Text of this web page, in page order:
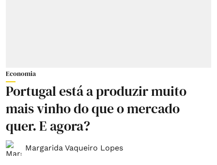
Economia
Portugal está a produzir muito
mais vinho do que o mercado
quer. E agora?
Margarida Vaqueiro Lopes